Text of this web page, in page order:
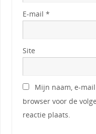
E-mail*
Site
Mijn naam, e-
browser voor de
reactie plaats.